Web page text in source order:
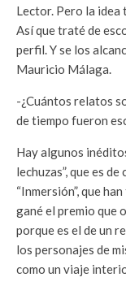
Lector. Pero la idea
Así que traté de
perfil. Y se los
Mauricio Málaga.
-¿Cuántos relatos
de tiempo fueron
Hay algunos
lechuzas”, que es
“Inmersión”, que
gané el premio que
porque es el de un
los personajes de
como un viaje